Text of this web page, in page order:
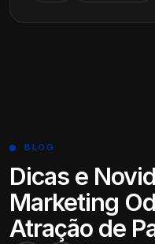
BLOG
Dicas e
Marketing
Atração de